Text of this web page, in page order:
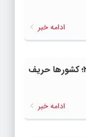
ادامه خبر
جام جهانی فوتبال ۲۰۲۶؛ کشورها حریف
ادامه خبر